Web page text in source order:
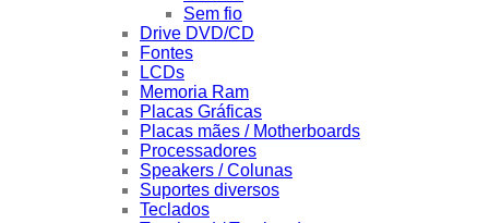
Sem fio
Drive DVD/CD
Fontes
LCDs
Memoria Ram
Placas Gráficas
Placas mães / Motherboards
Processadores
Speakers / Colunas
Suportes diversos
Teclados